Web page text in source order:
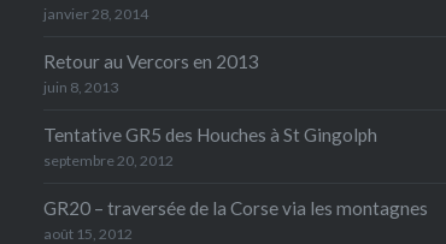
janvier 28, 2014
Retour au Vercors en 2013
juin 8, 2013
Tentative GR5 des Houches à St Gingolph
septembre 20, 2012
GR20 – traversée de la Corse via les montagnes
août 15, 2012